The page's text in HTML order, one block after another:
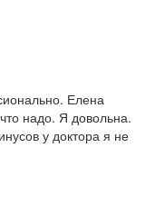
Елена
надо. Я довольна.
у доктора я не